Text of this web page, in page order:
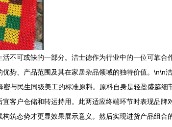
不可或缺的一部分。洁士德作为行业中的一位可靠合
势、产品范围及其在家居杂品领域的独特价值。\n\n
与民生同级美工的标准原料。原料自身是轻盈盛筵
客户仓储和转运持用。此两适应终端环节时表现品牌
筑态势才更显效果展示意义。然后实现进货产品组合